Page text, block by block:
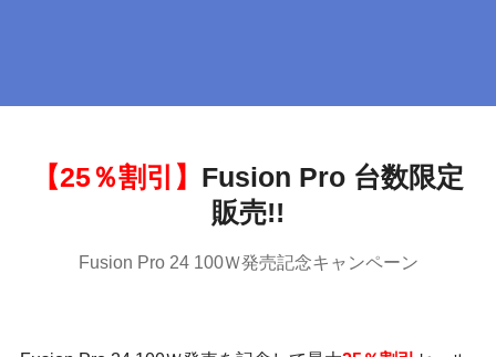
【25％割引】 Fusion Pro 台数限定
販売!!
Fusion Pro 24 100Ｗ発売記念キャンペーン